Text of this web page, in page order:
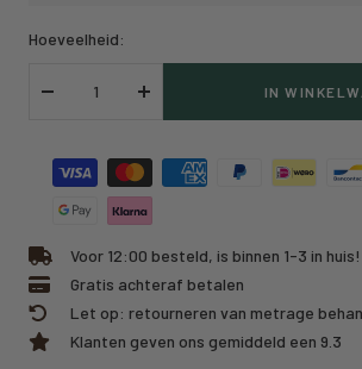
Hoeveelheid:
Verlaag
Verhoog
IN
Voor 12:00 besteld, is binnen 1-3 in huis!
Gratis achteraf betalen
Let op: retourneren van metrage
Klanten geven ons gemiddeld een 9.3